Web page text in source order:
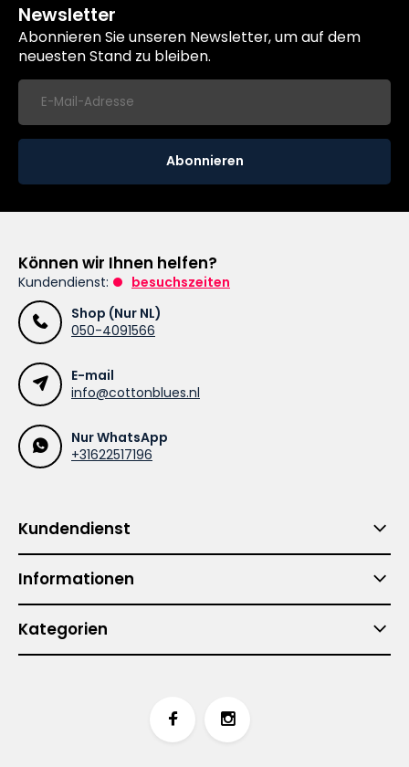
Newsletter
Abonnieren Sie unseren Newsletter, um auf dem
neuesten Stand zu bleiben.
Abonnieren
Können wir Ihnen helfen?
Kundendienst:
besuchszeiten
Shop (Nur NL)
050-4091566
E-mail
info@cottonblues.nl
Nur WhatsApp
+31622517196
Kundendienst
Informationen
Kategorien